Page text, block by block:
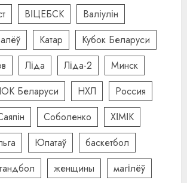
ВІЦЕБСК
Валіулін
Катар
Кубок Беларуси
Ліда Ліда-2
Минск
Беларуси НХЛ
Россия
Соболенко
ХІМІК
Юпатаў
баскетбол
гандбол женщины
магілёў